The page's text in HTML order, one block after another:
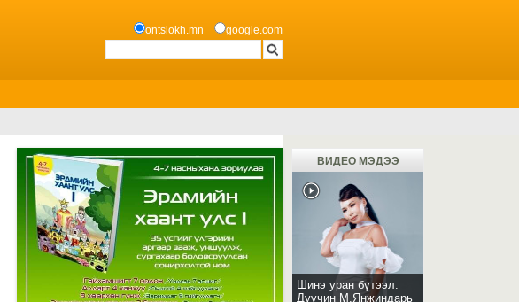
ontslokh.mn google.com
ВИДЕО МЭДЭЭ
Шинэ уран бүтээл:
Дуучин М.Янжиндарь